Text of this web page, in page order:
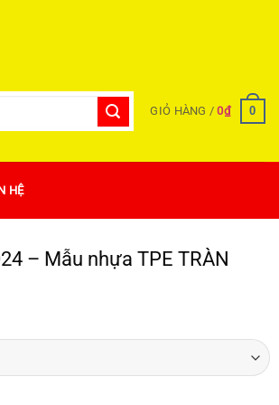
GIỎ HÀNG /0₫ 0
HỆ
– Mẫu nhựa TPE TRÀN
cấp số lượng